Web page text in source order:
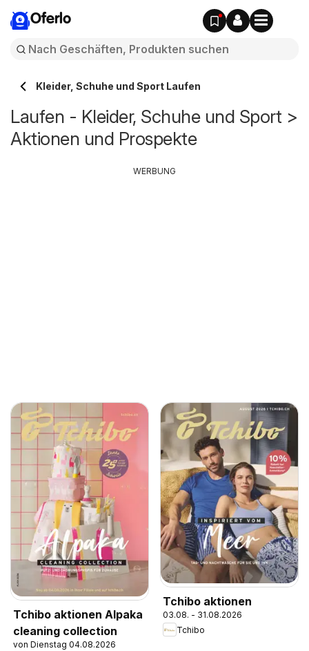
Oferlo
Kleider, Schuhe und Sport Laufen
Laufen - Kleider, Schuhe und Sport >
Aktionen und Prospekte
Tchibo aktionen Alpaka
cleaning collection
von Dienstag 04.08.2026
Tchibo aktionen
03.08. - 31.08.2026
Tchibo
WERBUNG